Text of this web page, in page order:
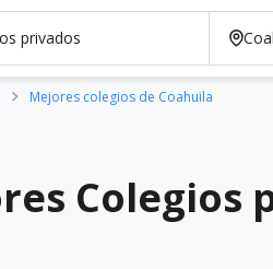
Mejores colegios de Coahuila
Colegios